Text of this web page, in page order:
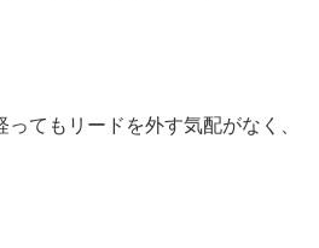
てもリードを外す気配がなく、